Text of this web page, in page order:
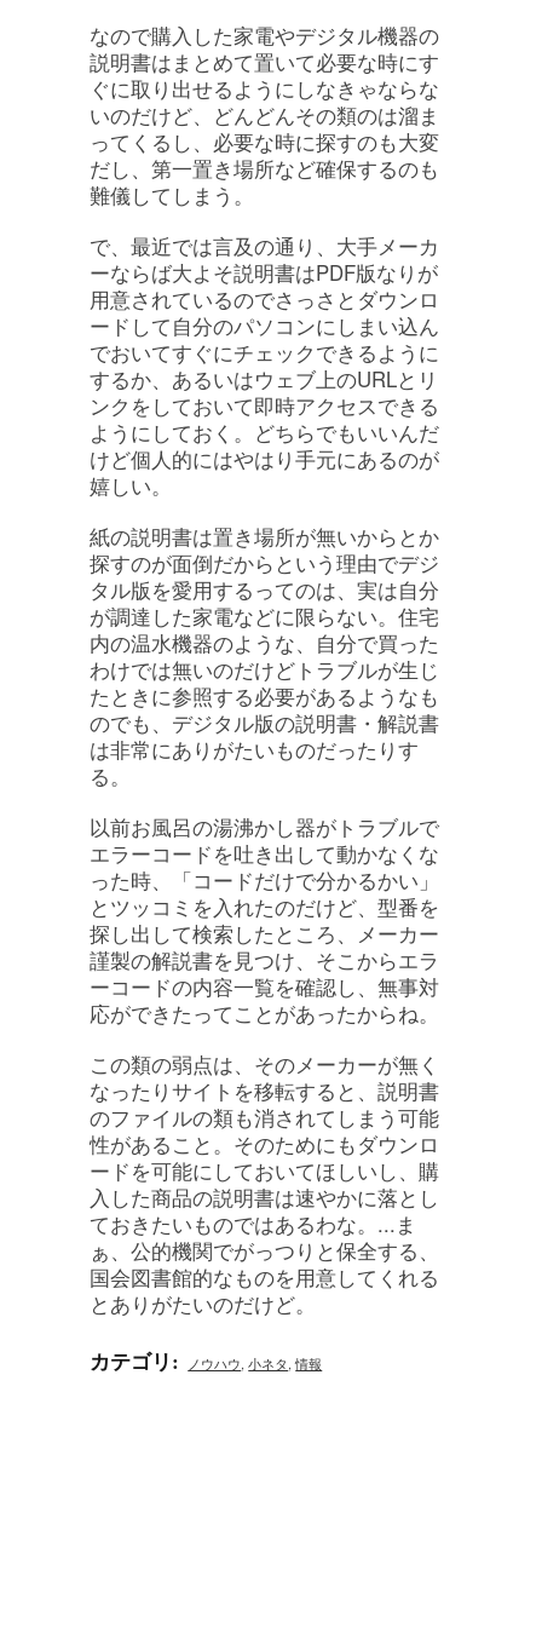
なので購入した家電やデジタル機器の
説明書はまとめて置いて必要な時にす
ぐに取り出せるようにしなきゃならな
いのだけど、どんどんその類のは溜ま
ってくるし、必要な時に探すのも大変
だし、第一置き場所など確保するのも
難儀してしまう。
で、最近では言及の通り、大手メーカ
ーならば大よそ説明書はPDF版なりが
用意されているのでさっさとダウンロ
ードして自分のパソコンにしまい込ん
でおいてすぐにチェックできるように
するか、あるいはウェブ上のURLとリ
ンクをしておいて即時アクセスできる
ようにしておく。どちらでもいいんだ
けど個人的にはやはり手元にあるのが
嬉しい。
紙の説明書は置き場所が無いからとか
探すのが面倒だからという理由でデジ
タル版を愛用するってのは、実は自分
が調達した家電などに限らない。住宅
内の温水機器のような、自分で買った
わけでは無いのだけどトラブルが生じ
たときに参照する必要があるようなも
のでも、デジタル版の説明書・解説書
は非常にありがたいものだったりす
る。
以前お風呂の湯沸かし器がトラブルで
エラーコードを吐き出して動かなくな
った時、「コードだけで分かるかい」
とツッコミを入れたのだけど、型番を
探し出して検索したところ、メーカー
謹製の解説書を見つけ、そこからエラ
ーコードの内容一覧を確認し、無事対
応ができたってことがあったからね。
この類の弱点は、そのメーカーが無く
なったりサイトを移転すると、説明書
のファイルの類も消されてしまう可能
性があること。そのためにもダウンロ
ードを可能にしておいてほしいし、購
入した商品の説明書は速やかに落とし
ておきたいものではあるわな。...ま
ぁ、公的機関でがっつりと保全する、
国会図書館的なものを用意してくれる
とありがたいのだけど。
カテゴリ: ノウハウ, 小ネタ, 情報